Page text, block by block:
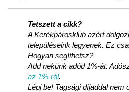
Tetszett a cikk?
A Kerékpárosklub azért
településeink legyenek. Ez
Hogyan segíthetsz?
Add nekünk adód 1%-át.
az 1%-ról.
Lépj be! Tagsági díjaddal